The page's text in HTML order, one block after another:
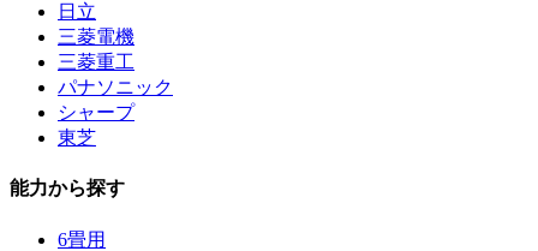
日立
三菱電機
三菱重工
パナソニック
シャープ
東芝
能力から探す
6畳用